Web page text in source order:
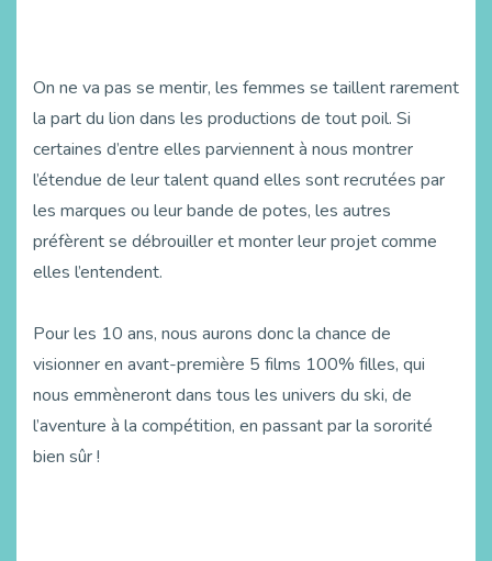
On ne va pas se mentir, les femmes se taillent rarement
la part du lion dans les productions de tout poil. Si
certaines d’entre elles parviennent à nous montrer
l’étendue de leur talent quand elles sont recrutées par
les marques ou leur bande de potes, les autres
préfèrent se débrouiller et monter leur projet comme
elles l’entendent.
Pour les 10 ans, nous aurons donc la chance de
visionner en avant-première 5 films 100% filles, qui
nous emmèneront dans tous les univers du ski, de
l’aventure à la compétition, en passant par la sororité
bien sûr !